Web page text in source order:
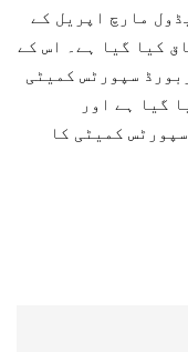
مارچ اپریل کے
کیا گیا ہے۔ اس کے
سپورٹس کمیٹی
گیا ہے اور
کمیٹی کا